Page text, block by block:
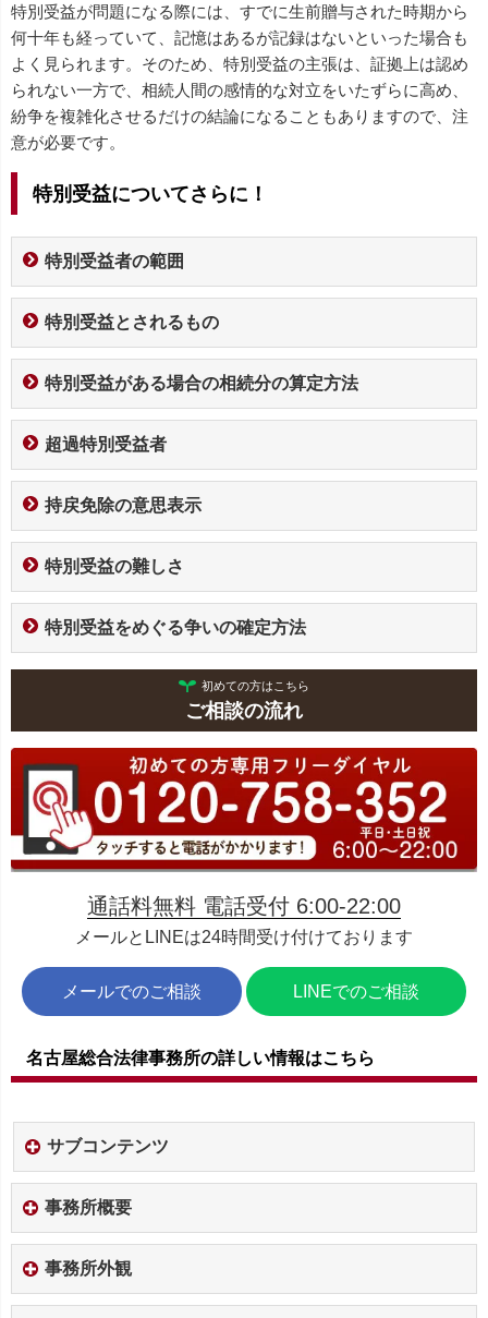
特別受益が問題になる際には、すでに生前贈与された時期から
何十年も経っていて、記憶はあるが記録はないといった場合も
よく見られます。そのため、特別受益の主張は、証拠上は認め
られない一方で、相続人間の感情的な対立をいたずらに高め、
紛争を複雑化させるだけの結論になることもありますので、注
意が必要です。
特別受益についてさらに！
特別受益者の範囲
特別受益とされるもの
特別受益がある場合の相続分の算定方法
超過特別受益者
持戻免除の意思表示
特別受益の難しさ
特別受益をめぐる争いの確定方法
初めての方はこちら
ご相談の流れ
通話料無料 電話受付 6:00-22:00
メールとLINEは24時間受け付けております
メールでのご相談 LINEでのご相談
名古屋総合法律事務所の詳しい情報はこちら
サブコンテンツ
事務所概要
事務所外観